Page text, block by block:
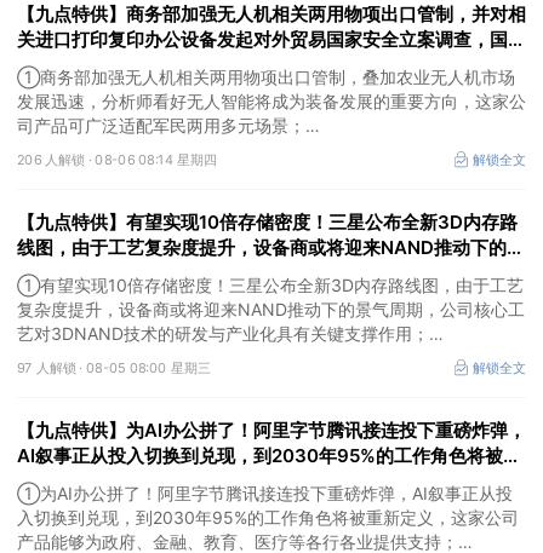
③刚果（金）宣布禁止铜精矿和钴精矿出口，并对采矿副产品征收
新税。
【九点特供】商务部加强无人机相关两用物项出口管制，并对相
关进口打印复印办公设备发起对外贸易国家安全立案调查，国产
消费级3D打印机已占全球九成市场份额
①商务部加强无人机相关两用物项出口管制，叠加农业无人机市场
发展迅速，分析师看好无人智能将成为装备发展的重要方向，这家公
司产品可广泛适配军民两用多元场景；
②商务部对相关进口打印复印办公设备发起对外贸易国家安全立案
调查，国产消费级3D打印机如今已占据全球九成市场份额，这家公
局；
③受益国际金价大幅反弹，美股贵金属板块普涨。
206 人解锁 ·08-06 08:14 星期四 解锁全文
【九点特供】有望实现10倍存储密度！三星公布全新3D内存路
线图，由于工艺复杂度提升，设备商或将迎来NAND推动下的景
气周期；阿里云容器服务Agent将开启商业化收费
①有望实现10倍存储密度！三星公布全新3D内存路线图，由于工艺
复杂度提升，设备商或将迎来NAND推动下的景气周期，公司核心工
艺对3DNAND技术的研发与产业化具有关键支撑作用；
②阿里云容器服务Agent将开启商业化收费，分析师看好AI产业链
正在进入应用验证和商业化加速阶段，这家公司研发的智能体开发平
③Palantir涨超29%，公司二季度业绩全面超越市场预期，同时上调
全年业绩指引，推动股价创近年来最大单日涨幅之一。
97 人解锁 · 08-05 08:00 星期三 解锁全文
【九点特供】为AI办公拼了！阿里字节腾讯接连投下重磅炸弹，
AI叙事正从投入切换到兑现，到2030年95%的工作角色将被重
新定义；中国内地量子领域规格最高会议在深举办
①为AI办公拼了！阿里字节腾讯接连投下重磅炸弹，AI叙事正从投
入切换到兑现，到2030年95%的工作角色将被重新定义，这家公司
产品能够为政府、金融、教育、医疗等各行各业提供支持；